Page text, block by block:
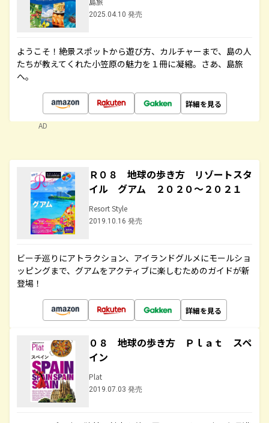
2025.04.10 発売
ようこそ！絶景スポットから遊び方、カルチャーまで、島の人
たちが教えてくれた小笠原の魅力を１冊に凝縮。さあ、島旅
へ。
詳細を見る
AD
Ｒ０８ 地球の歩き方 リゾートスタ
イル グアム ２０２０～２０２１
Resort Style
2019.10.16 発売
ビーチ巡りにアトラクション、アイランドグルメにモールショ
ッピングまで、グアムをアクティブに楽しむためのガイドが新
登場！
詳細を見る
０８ 地球の歩き方 Ｐｌａｔ スペ
イン
Plat
2019.07.03 発売